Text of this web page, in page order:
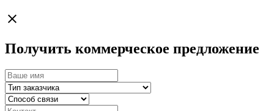
Получить коммерческое предложение